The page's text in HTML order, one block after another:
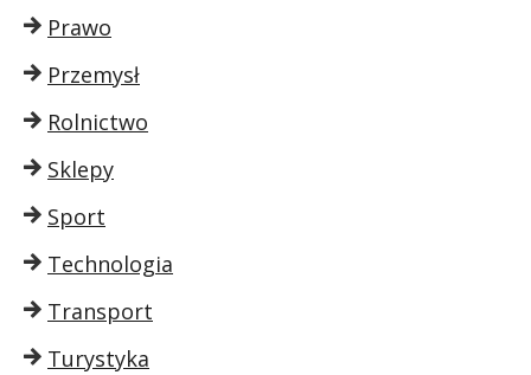
Prawo
Przemysł
Rolnictwo
Sklepy
Sport
Technologia
Transport
Turystyka